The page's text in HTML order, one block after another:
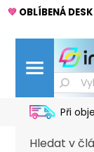
💚 OBLÍBENÁ
Při
Hledat v